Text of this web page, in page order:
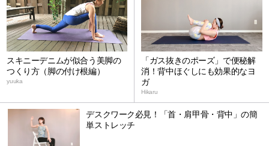
スキニーデニムが似合う美脚の
つくり方（脚の付け根編）
yuuka
「ガス抜きのポーズ」で便秘解
消！背中ほぐしにも効果的なヨ
ガ
Hikaru
デスクワーク必見！「首・肩甲骨・背中」の簡
単ストレッチ